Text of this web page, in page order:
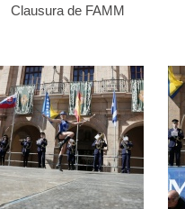
Clausura de FAMM